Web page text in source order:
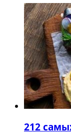
212